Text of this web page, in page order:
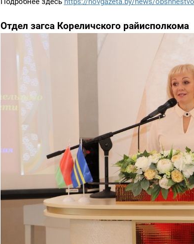
Отдел загса Кореличского райисполкома